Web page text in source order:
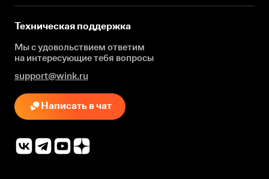
Техническая поддержка
Мы с удовольствием ответим
на интересующиетебя вопросы
support@wink.ru
Написать в чат